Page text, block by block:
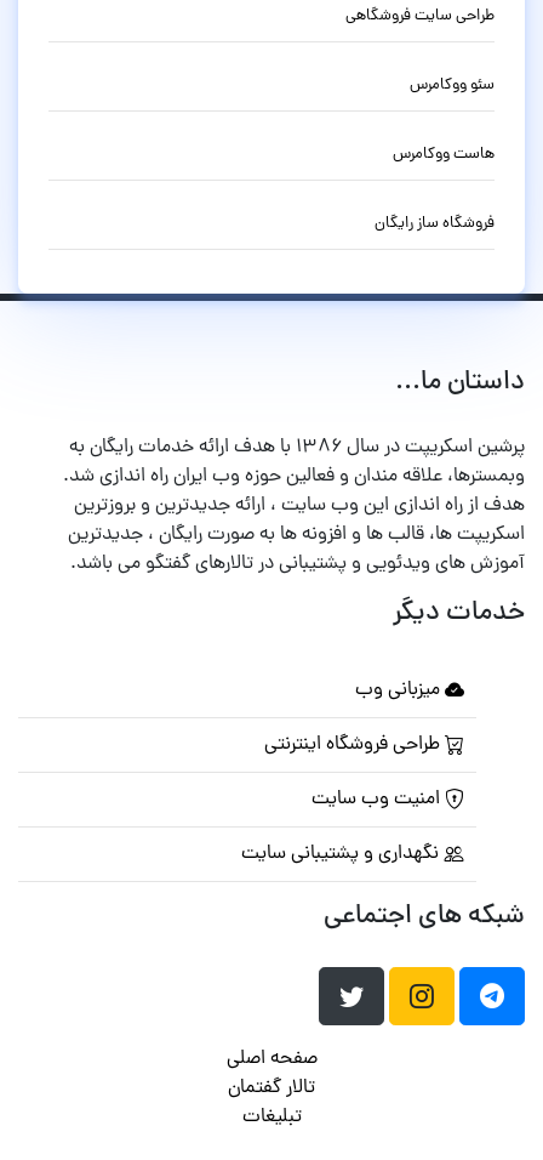
طراحی سایت فروشگاهی
سئو ووکامرس
هاست ووکامرس
فروشگاه ساز رایگان
داستان ما...
پرشین اسکریپت در سال ۱۳۸۶ با هدف ارائه خدمات رایگان به
وبمسترها، علاقه مندان و فعالین حوزه وب ایران راه اندازی شد.
هدف از راه اندازی این وب سایت ، ارائه جدیدترین و بروزترین
اسکریپت ها، قالب ها و افزونه ها به صورت رایگان ، جدیدترین
آموزش های ویدئویی و پشتیبانی در تالارهای گفتگو می باشد.
خدمات دیگر
میزبانی وب
طراحی فروشگاه اینترنتی
امنیت وب سایت
نگهداری و پشتیبانی سایت
شبکه های اجتماعی
صفحه اصلی
تالار گفتمان
تبلیغات